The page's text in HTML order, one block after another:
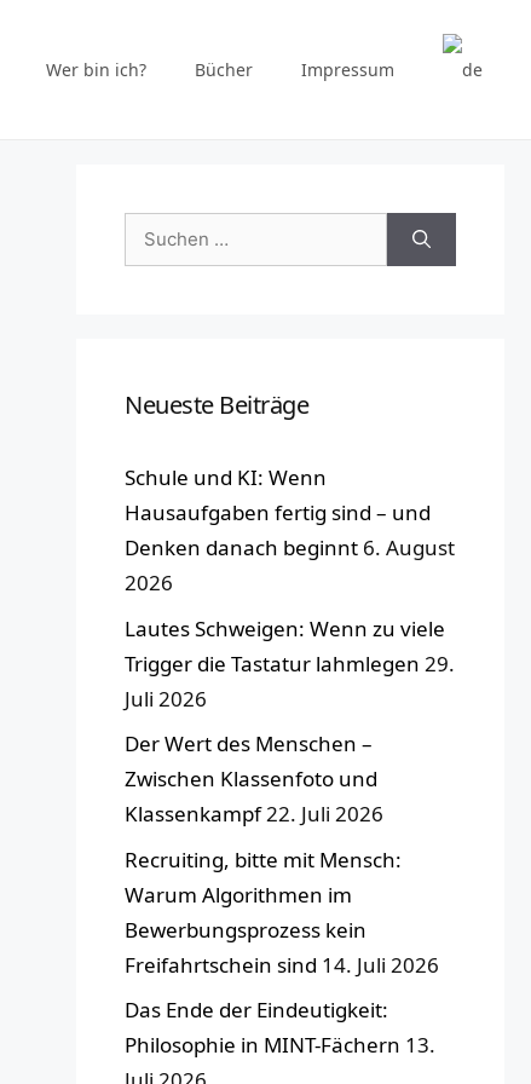
Wer bin ich? Bücher Impressum
Suchen
nach:
Neueste Beiträge
Schule und KI: Wenn
Hausaufgaben fertig sind – und
Denken danach beginnt 6. August
2026
Lautes Schweigen: Wenn zu viele
Trigger die Tastatur lahmlegen 29.
Juli 2026
Der Wert des Menschen –
Zwischen Klassenfoto und
Klassenkampf22. Juli 2026
Recruiting, bitte mit Mensch:
Warum Algorithmen im
Bewerbungsprozess kein
Freifahrtschein sind 14. Juli 2026
Das Ende der Eindeutigkeit:
Philosophie in MINT-Fächern 13.